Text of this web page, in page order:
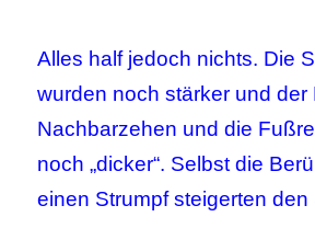
Alles half jedoch nichts. Die
wurden noch stärker und der
Nachbarzehen und die
noch „dicker“. Selbst die
einen Strumpf steigerten den